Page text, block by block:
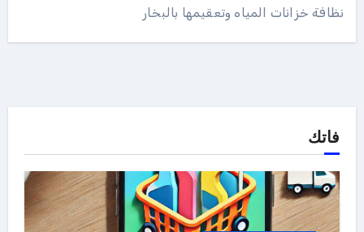
نظافة خزانات المياه وتعقيمها بالبخار
فاتك